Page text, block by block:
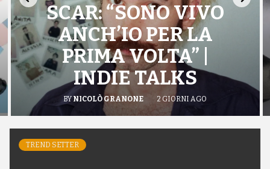
SCAR: “SONO VIVO
ANCH’IO PER LA
PRIMA VOLTA” |
INDIE TALKS
BY NICOLÒ GRANONE 2 GIORNI AGO
TREND SETTER